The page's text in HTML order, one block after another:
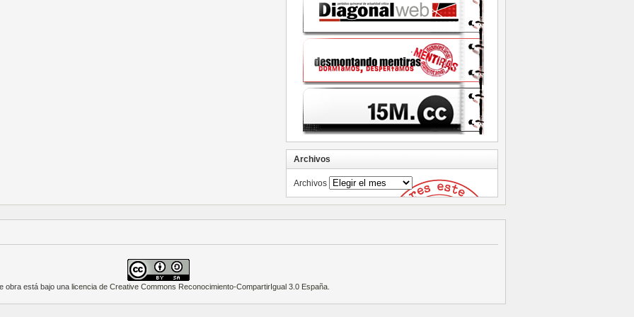
Archivos
Archivos
obra está bajo una licencia de Creative Commons Reconocimiento-CompartirIgual 3.0 España.